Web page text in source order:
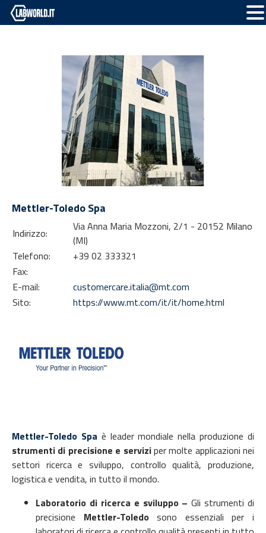
Mettler-Toledo Spa
Indirizzo:
Via Anna Maria Mozzoni, 2/1 - 20152 Milano
(MI)
Telefono:
+39 02 333321
Fax:
E-mail:
customercare.italia@mt.com
Sito:
https://www.mt.com/it/it/home.html
Mettler-Toledo Spa è leader mondiale nella produzione di
strumenti di precisione e serviziper molte applicazioni nei
settori ricerca e sviluppo, controllo qualità, produzione,
logistica e vendita, in tutto il mondo.
Laboratorio di ricerca e sviluppo –Gli strumenti di
precisione Mettler-Toledosono essenziali per i